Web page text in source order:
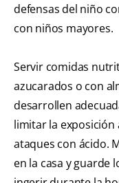
defensas del niño
con niños mayores.
Servir comidas
azucarados o con
desarrollen
limitar la exposición
ataques con ácido.
en la casa y guarde